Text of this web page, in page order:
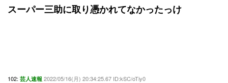
スーパー三助に取り憑かれてなかったっけ
102: 芸人速報 2022/05/16(月) 20:34:25.67 ID:kSC/oTiy0